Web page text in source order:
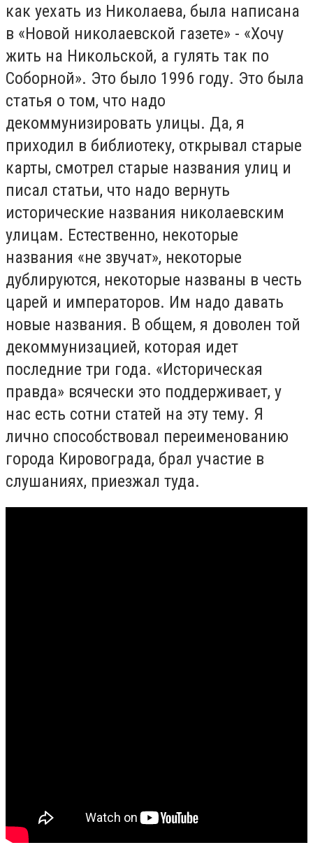
как уехать из Николаева, была написана
в «Новой николаевской газете» - «Хочу
жить на Никольской, а гулять так по
Соборной». Это было 1996 году. Это была
статья о том, что надо
декоммунизировать улицы. Да, я
приходил в библиотеку, открывал старые
карты, смотрел старые названия улиц и
писал статьи, что надо вернуть
исторические названия николаевским
улицам. Естественно, некоторые
названия «не звучат», некоторые
дублируются, некоторые названы в честь
царей и императоров. Им надо давать
новые названия. В общем, я доволен той
декоммунизацией, которая идет
последние три года. «Историческая
правда» всячески это поддерживает, у
нас есть сотни статей на эту тему. Я
лично способствовал переименованию
города Кировограда, брал участие в
слушаниях, приезжал туда.